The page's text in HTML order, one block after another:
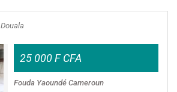
Douala
25 000 F CFA
Fouda Yaoundé Cameroun